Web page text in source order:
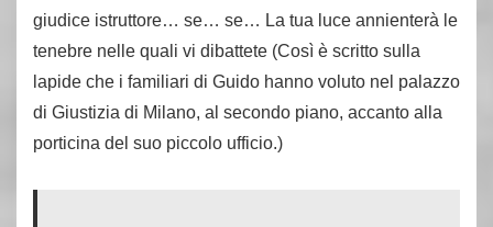
giudice istruttore… se… se… La tua luce annienterà le
tenebre nelle quali vi dibattete (Così è scritto sulla
lapide che i familiari di Guido hanno voluto nel palazzo
di Giustizia di Milano, al secondo piano, accanto alla
porticina del suo piccolo ufficio.)